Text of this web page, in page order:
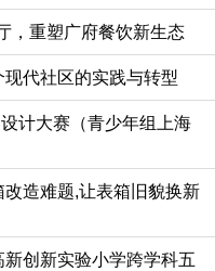
，重塑广府餐饮新生态
现代社区的实践与转型
计大赛（青少年组上海
造难题,让表箱旧貌换新
创新实验小学跨学科五